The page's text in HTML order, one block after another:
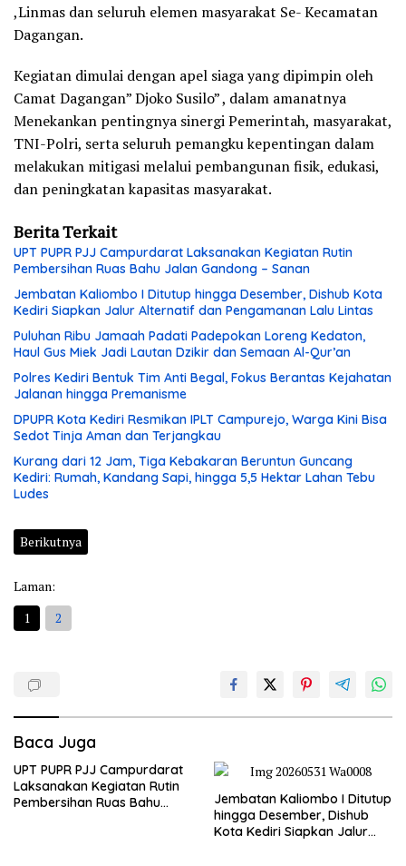
,Linmas dan seluruh elemen masyarakat Se- Kecamatan
Dagangan.
Kegiatan dimulai dengan apel siaga yang dipimpin oleh
Camat Dagangan” Djoko Susilo” , dalam amanatnya
Menekankan pentingnya sinergi Pemerintah, masyarakat,
TNI-Polri, serta seluruh pemangku kepentingan dalam
melakukan mitigasi melalui pembangunan fisik, edukasi,
dan peningkatan kapasitas masyarakat.
Berita Terkait
UPT PUPR PJJ Campurdarat Laksanakan Kegiatan Rutin
Pembersihan Ruas Bahu Jalan Gandong – Sanan
Jembatan Kaliombo I Ditutup hingga Desember, Dishub Kota
Kediri Siapkan Jalur Alternatif dan Pengamanan Lalu Lintas
Puluhan Ribu Jamaah Padati Padepokan Loreng Kedaton,
Haul Gus Miek Jadi Lautan Dzikir dan Semaan Al-Qur’an
Polres Kediri Bentuk Tim Anti Begal, Fokus Berantas Kejahatan
Jalanan hingga Premanisme
DPUPR Kota Kediri Resmikan IPLT Campurejo, Warga Kini Bisa
Sedot Tinja Aman dan Terjangkau
Kurang dari 12 Jam, Tiga Kebakaran Beruntun Guncang
Kediri: Rumah, Kandang Sapi, hingga 5,5 Hektar Lahan Tebu
Ludes
Berikutnya
Laman:
1
2
Baca Juga
UPT PUPR PJJ Campurdarat
Laksanakan Kegiatan Rutin
Pembersihan Ruas Bahu
Jembatan Kaliombo I Ditutup
hingga Desember, Dishub
Kota Kediri Siapkan Jalur